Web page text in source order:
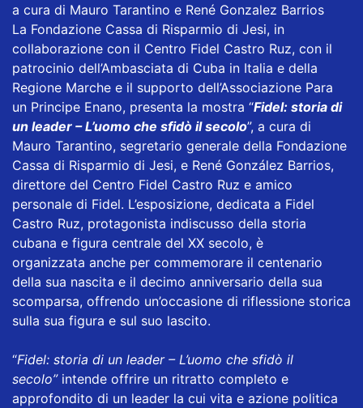
a cura di Mauro Tarantino e René Gonzalez Barrios
La Fondazione Cassa di Risparmio di Jesi, in
collaborazione con il Centro Fidel Castro Ruz, con il
patrocinio dell’Ambasciata di Cuba in Italia e della
Regione Marche e il supporto dell’Associazione Para
un Principe Enano, presenta la mostra “Fidel: storia di
un leader – L’uomo che sfidò il secolo”, a cura di
Mauro Tarantino, segretario generale della Fondazione
Cassa di Risparmio di Jesi, e René González Barrios,
direttore del Centro Fidel Castro Ruz e amico
personale di Fidel. L’esposizione, dedicata a Fidel
Castro Ruz, protagonista indiscusso della storia
cubana e figura centrale del XX secolo, è
organizzata anche per commemorare il centenario
della sua nascita e il decimo anniversario della sua
scomparsa, offrendo un’occasione di riflessione storica
sulla sua figura e sul suo lascito.
“Fidel: storia di un leader – L’uomo che sfidò il
secolo”intende offrire un ritratto completo e
approfondito di un leader la cui vita e azione politica